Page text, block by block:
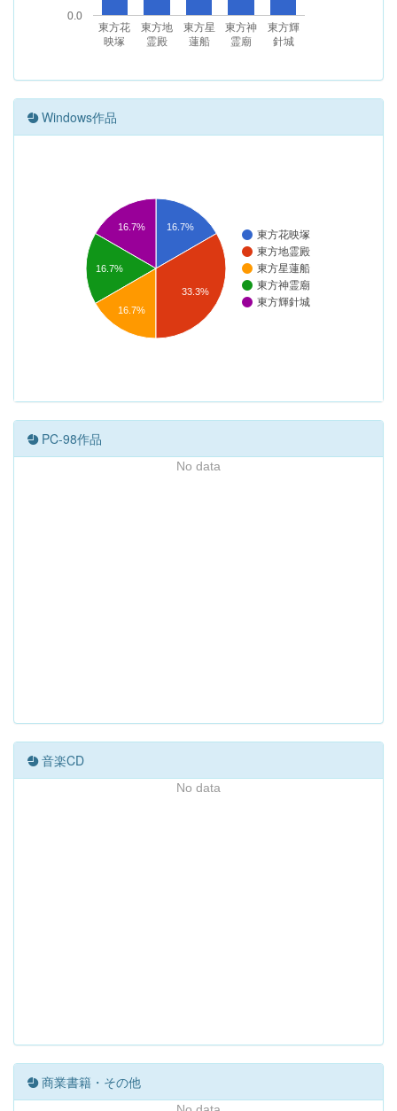
東方花
映塚
東方地
霊殿
東方星
蓮船
東方神
霊廟
東方輝
針城
0.0
Windows作品
東方花映塚
東方地霊殿
東方星蓮船
東方神霊廟
東方輝針城
16.7%
16.7%
16.7%
16.7%
33.3%
PC-98作品
No data
音楽CD
No data
商業書籍・その他